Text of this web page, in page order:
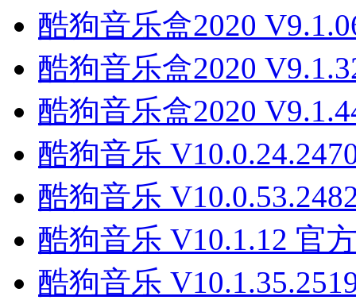
酷狗音乐盒2020
酷狗音乐盒2020
酷狗音乐盒2020
酷狗音乐
酷狗音乐
酷狗音乐 V10.1.12 官
酷狗音乐